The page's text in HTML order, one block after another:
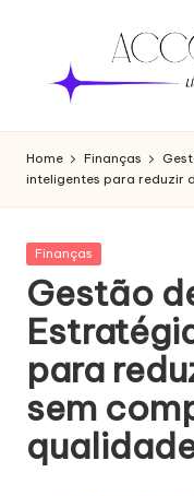
Home Finanças
inteligentes para reduzir
Posted
Finanças
Gestão
para
sem